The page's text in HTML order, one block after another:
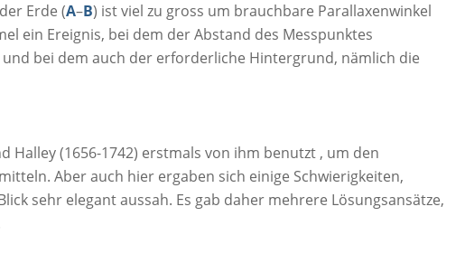
Erde (A–B) ist viel zu gross um brauchbare Parallaxenwinkel
ein Ereignis, bei dem der Abstand des Messpunktes
bei dem auch der erforderliche Hintergrund, nämlich die
Halley(1656-1742) erstmals von ihm benutzt , um den
Aber auch hier ergaben sich einige Schwierigkeiten,
sehr elegant aussah. Es gab daher mehrere Lösungsansätze,